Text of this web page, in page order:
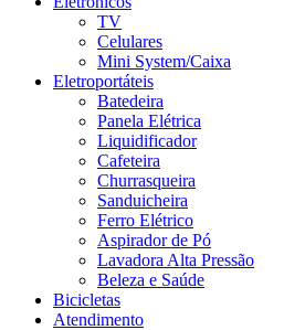
TV
Celulares
Mini System/Caixa
Eletroportáteis
Batedeira
Panela Elétrica
Liquidificador
Cafeteira
Churrasqueira
Sanduicheira
Ferro Elétrico
Aspirador de Pó
Lavadora Alta Pressão
Beleza e Saúde
Bicicletas
Atendimento